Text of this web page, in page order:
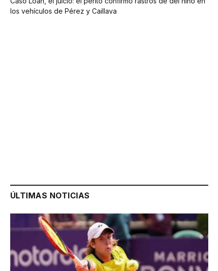
los vehículos de Pérez y Caillava
ÚLTIMAS NOTICIAS